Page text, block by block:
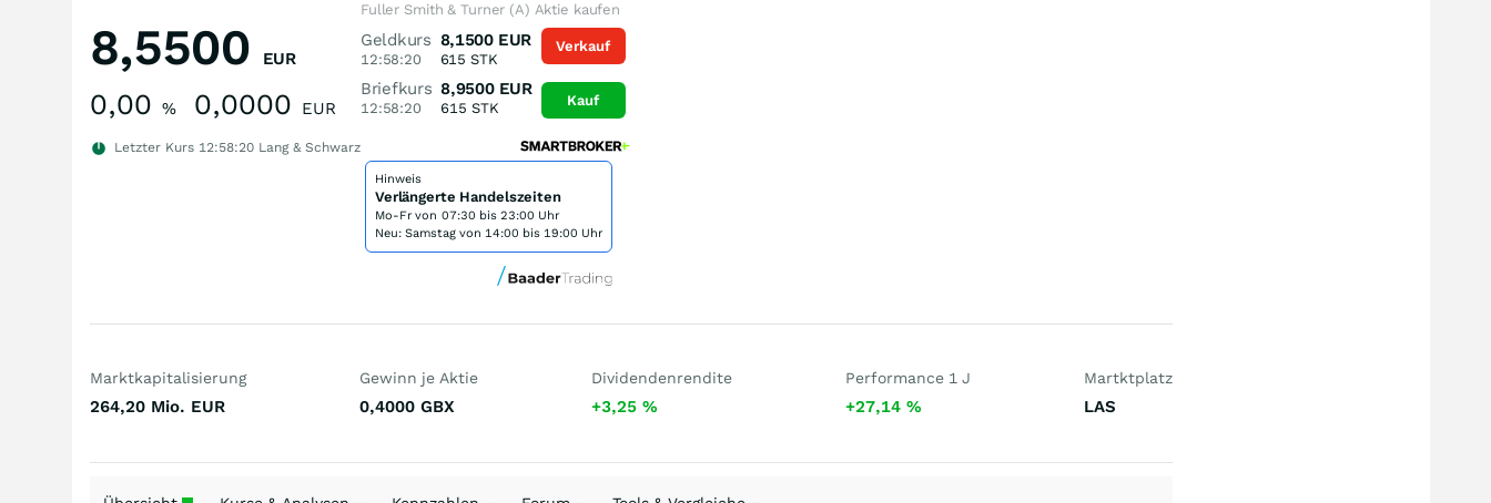
8,5500 EUR
0,00 % 0,0000 EUR
Letzter Kurs 12:58:20 Lang & Schwarz
Fuller Smith & Turner (A) Aktie kaufen
Geldkurs
12:58:20
8,1500 EUR
615 STK
Briefkurs
12:58:20
8,9500 EUR
615 STK
Verkauf
Kauf
Hinweis
Verlängerte Handelszeiten
Mo-Fr von 07:30 bis 23:00 Uhr
Neu: Samstag von 14:00 bis 19:00 Uhr
Marktkapitalisierung
264,20 Mio. EUR
Gewinn je Aktie
0,4000 GBX
Dividendenrendite
+3,25 %
Performance 1 J
+27,14 %
Martktplatz
LAS